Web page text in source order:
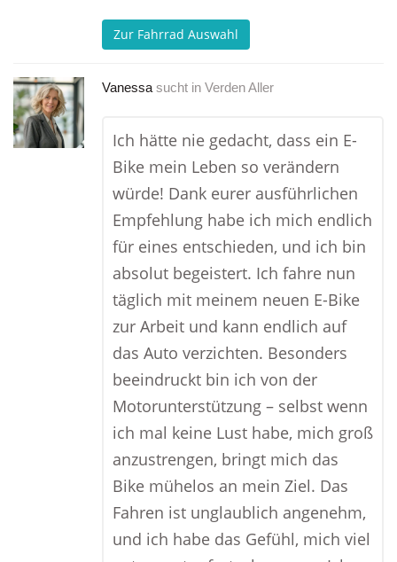
Zur Fahrrad Auswahl
Vanessa sucht in Verden Aller
Ich hätte nie gedacht, dass ein E-
Bike mein Leben so verändern
würde! Dank eurer ausführlichen
Empfehlung habe ich mich endlich
für eines entschieden, und ich bin
absolut begeistert. Ich fahre nun
täglich mit meinem neuen E-Bike
zur Arbeit und kann endlich auf
das Auto verzichten. Besonders
beeindruckt bin ich von der
Motorunterstützung – selbst wenn
ich mal keine Lust habe, mich groß
anzustrengen, bringt mich das
Bike mühelos an mein Ziel. Das
Fahren ist unglaublich angenehm,
und ich habe das Gefühl, mich viel